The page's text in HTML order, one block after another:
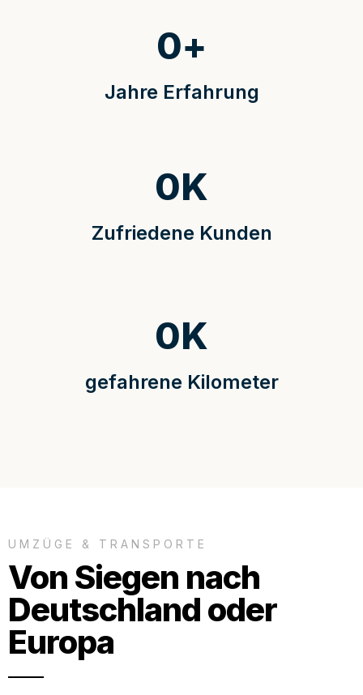
Jahre Erfahrung
0+
Zufriedene Kunden
0K
gefahrene Kilometer
0K
UMZÜGE & TRANSPORTE
Von Siegen nach
Deutschland oder
Europa